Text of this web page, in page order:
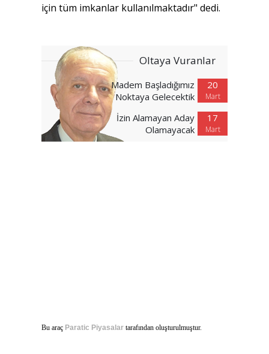
için tüm imkanlar kullanılmaktadır" dedi.
Oltaya Vuranlar
20
Mart
Madem Başladığımız
Noktaya Gelecektik
17
Mart
İzin Alamayan Aday
Olamayacak
Bu araç Paratic Piyasalar tarafından oluşturulmuştur.